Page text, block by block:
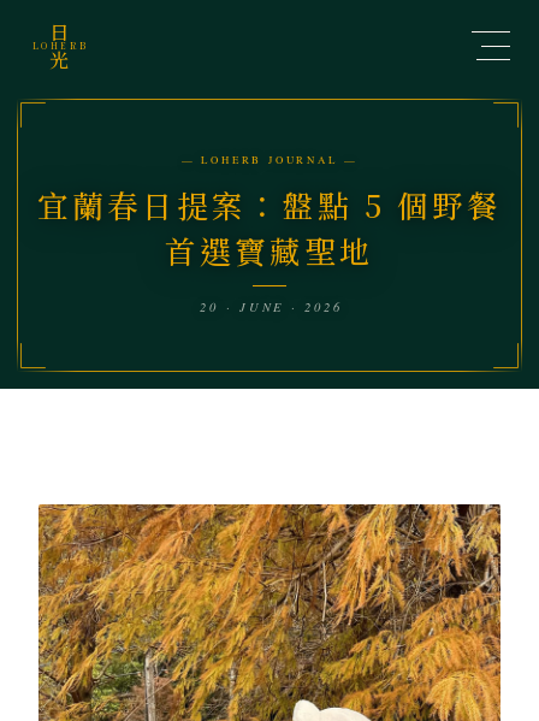
日
LOHERB
光
— LOHERB JOURNAL —
宜蘭春日提案：盤點 5 個野餐
首選寶藏聖地
20 · JUNE · 2026